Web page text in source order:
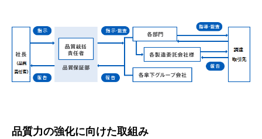
品質力の強化に向けた取組み